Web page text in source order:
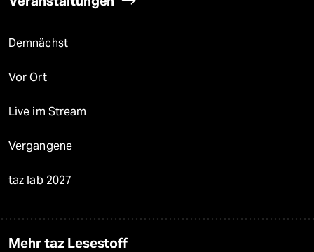
Demnächst
Vor Ort
Live im Stream
Vergangene
taz lab 2027
Mehr taz Lesestoff